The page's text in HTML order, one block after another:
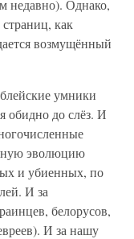
недавно). Однако,
страниц, как
возмущённый
умники
обидно до слёз. И
эволюцию
и убиенных, по
И за
белорусов,
И за нашу